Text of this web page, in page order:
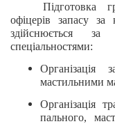
Підготовка
офіцерів запасу
здійснюється за
спеціальностями:
Організація
мастильними
Організація
пального,